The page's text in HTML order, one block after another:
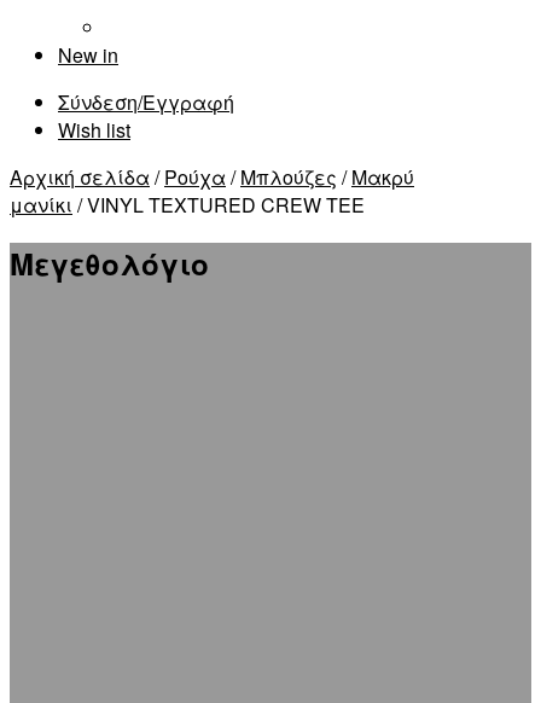
New in
Σύνδεση/Εγγραφή
Wish list
Αρχική σελίδα /Ρούχα /Μπλούζες /Μακρύ
μανίκι / VINYL TEXTURED CREW TEE
Μεγεθολόγιο